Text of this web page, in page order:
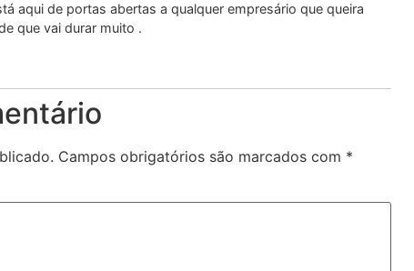
aqui de portas abertas a qualquer empresário que queira
que vai durar muito .
Campos obrigatórios são marcados com *